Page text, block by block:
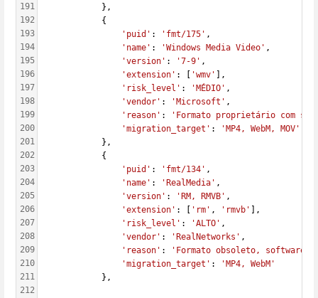
191
192
193
194
195
196
197
198
199
200
201
202
203
204
205
206
207
208
209
210
211
212
            },
            {
'puid' : 'fmt/175' ,
'name' : 'Windows Media Video' ,
'version' : '7-9' ,
'extension' : [ 'wmv'
],
'risk_level' : 'MÉDIO' ,
'vendor' : 'Microsoft' ,
'reason' :
'Formato proprietário com
'migration_target' :
'MP4, WebM, MOV'
            },
            {
'puid' : 'fmt/134' ,
'name' : 'RealMedia' ,
'version' : 'RM, RMVB' ,
'extension' : [ 'rm' , 'rmvb'
],
'risk_level' : 'ALTO' ,
'vendor' : 'RealNetworks' ,
'reason' :
'Formato obsoleto, software
'migration_target' :
'MP4, WebM'
            },